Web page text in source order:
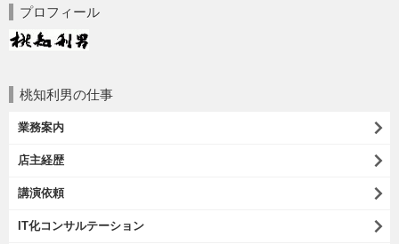
プロフィール
桃知利男の仕事
業務案内
店主経歴
講演依頼
IT化コンサルテーション